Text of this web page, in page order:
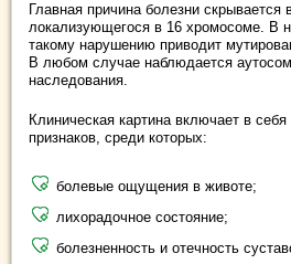
Главная причина болезни скрывается
локализующегося в 16 хромосоме. В
такому нарушению приводит
В любом случае наблюдается
наследования.
Клиническая картина включает в
признаков, среди которых:
болевые ощущения в животе;
лихорадочное состояние;
болезненность и отечность